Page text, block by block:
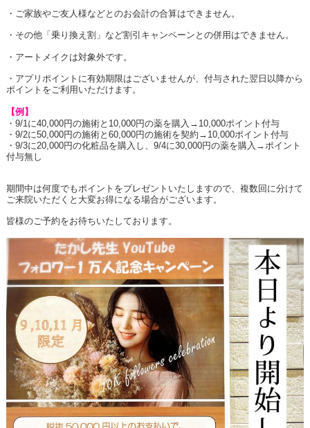
・ご家族やご友人様などとのお会計の合算はできません。
・その他「乗り換え割」など割引キャンペーンとの併用はできません。
・アートメイクは対象外です。
・アプリポイントに有効期限はございませんが、付与された翌日以降から
ポイントをご利用いただけます。
【例】
・ 9/1に40,000円の施術と 10,000円の薬を購入→ 10,000ポイント付与
・ 9/2に50,000円の施術と 60,000円の施術を契約→ 10,000ポイント付与
・ 9/3に20,000円の化粧品を購入し、 9/4に30,000円の薬を購入→ポイント
付与無し
期間中は何度でもポイントをプレゼントいたしますので、複数回に分けて
ご来院いただくと大変お得になる場合がございます。
皆様のご予約をお待ちいたしております。